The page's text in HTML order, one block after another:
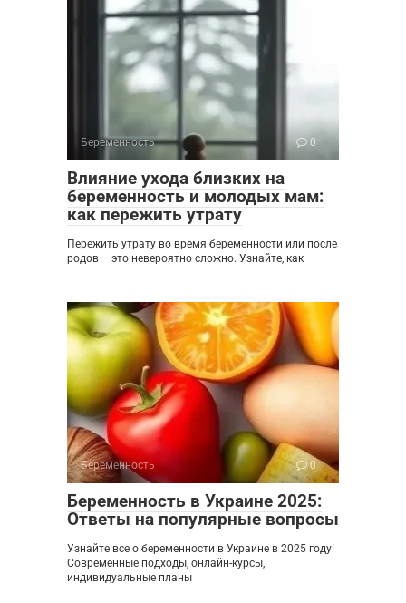
Беременность 0
Влияние ухода близких на
беременность и молодых мам:
как пережить утрату
Пережить утрату во время беременности или после
родов – это невероятно сложно. Узнайте, как
Беременность 0
Беременность в Украине 2025:
Ответы на популярные вопросы
Узнайте все о беременности в Украине в 2025 году!
Современные подходы, онлайн-курсы,
индивидуальные планы